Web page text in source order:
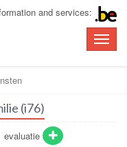
and services:
Toggle
(i76)
evaluatie